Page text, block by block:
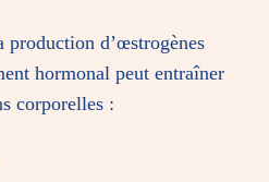
production d’œstrogènes
hormonal peut entraîner
corporelles :